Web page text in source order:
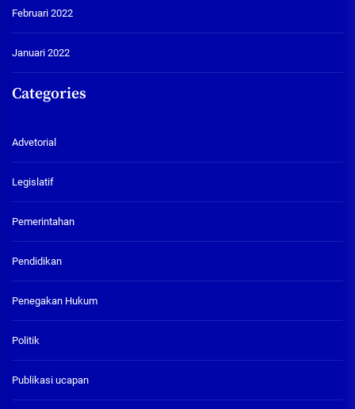
Februari 2022
Januari 2022
Categories
Advetorial
Legislatif
Pemerintahan
Pendidikan
Penegakan Hukum
Politik
Publikasi ucapan